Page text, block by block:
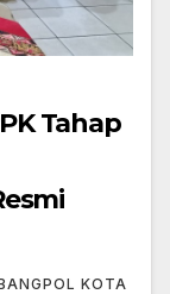
Tahap
KOTA